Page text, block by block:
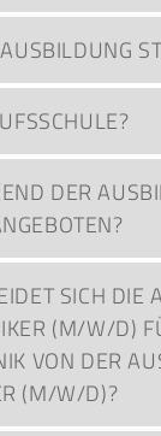
DER
SICH DIE
(M/W/D)
VON DER
(M/W/D)?